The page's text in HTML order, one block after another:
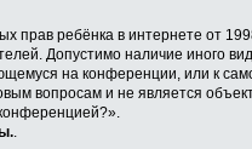
прав ребёнка в интернете
Допустимо наличие иного
на конференции, или к
вопросам и не является
.